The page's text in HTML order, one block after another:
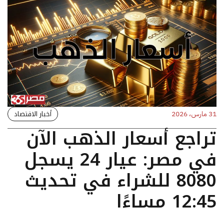
31 مارس، 2026 أخبار الاقتصاد
تراجع أسعار الذهب الآن
في مصر: عيار 24 يسجل
8080 للشراء في تحديث
12:45 مساءًا